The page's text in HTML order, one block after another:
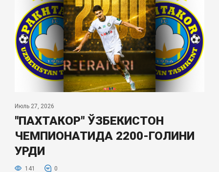
Июль 27, 2026
"ПАХТАКОР" ЎЗБЕКИСТОН
ЧЕМПИОНАТИДА 2200-ГОЛИНИ
УРДИ
141 0